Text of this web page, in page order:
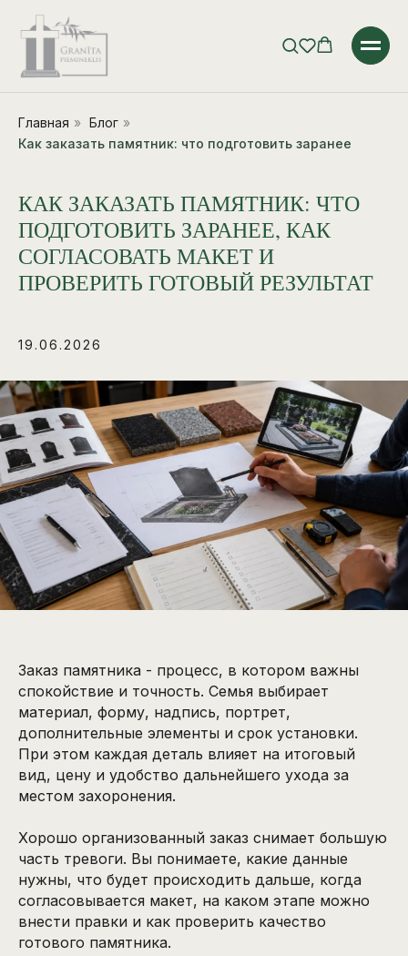
Главная » Блог »
Как заказать памятник: что подготовить заранее
КАК ЗАКАЗАТЬ ПАМЯТНИК: ЧТО
ПОДГОТОВИТЬ ЗАРАНЕЕ, КАК
СОГЛАСОВАТЬ МАКЕТ И
ПРОВЕРИТЬ ГОТОВЫЙ РЕЗУЛЬТАТ
19.06.2026
Заказ памятника - процесс, в котором важны
спокойствие и точность. Семья выбирает
материал, форму, надпись, портрет,
дополнительные элементы и срок установки.
При этом каждая деталь влияет на итоговый
вид, цену и удобство дальнейшего ухода за
местом захоронения.
Хорошо организованный заказ снимает большую
часть тревоги. Вы понимаете, какие данные
нужны, что будет происходить дальше, когда
согласовывается макет, на каком этапе можно
внести правки и как проверить качество
готового памятника.